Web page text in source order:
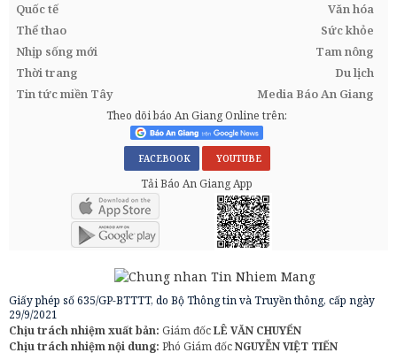
Quốc tế
Văn hóa
Thể thao
Sức khỏe
Nhịp sống mới
Tam nông
Thời trang
Du lịch
Tin tức miền Tây
Media Báo An Giang
Theo dõi báo An Giang Online trên:
FACEBOOK YOUTUBE
Tải Báo An Giang App
Giấy phép số 635/GP-BTTTT, do Bộ Thông tin và Truyền thông, cấp ngày
29/9/2021
Chịu trách nhiệm xuất bản: Giám đốcLÊ VĂN CHUYỂN
Chịu trách nhiệm nội dung: Phó Giám đốcNGUYỄN VIỆT TIẾN